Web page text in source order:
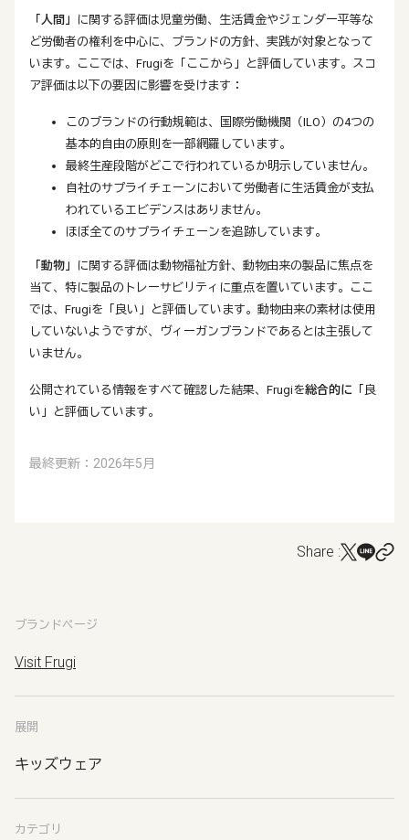
「人間」
に関する評価は児童労働、生活賃金やジェンダー平等な
ど労働者の権利を中心に、ブランドの方針、実践が対象となって
います。ここでは、Frugiを「ここから」と評価しています。スコ
ア評価は以下の要因に影響を受けます：
このブランドの行動規範は、国際労働機関（ILO）の4つの
基本的自由の原則を一部網羅しています。
最終生産段階がどこで行われているか明示していません。
自社のサプライチェーンにおいて労働者に生活賃金が支払
われているエビデンスはありません。
ほぼ全てのサプライチェーンを追跡しています。
「動物」
に関する評価は動物福祉方針、動物由来の製品に焦点を
当て、特に製品のトレーサビリティに重点を置いています。ここ
では、Frugiを「良い」と評価しています。動物由来の素材は使用
していないようですが、ヴィーガンブランドであるとは主張して
いません。
公開されている情報をすべて確認した結果、Frugiを総合的に 「良
い」と評価しています。
最終更新：2026年5月
Share :
ブランドページ
Visit Frugi
展開
キッズウェア
カテゴリ